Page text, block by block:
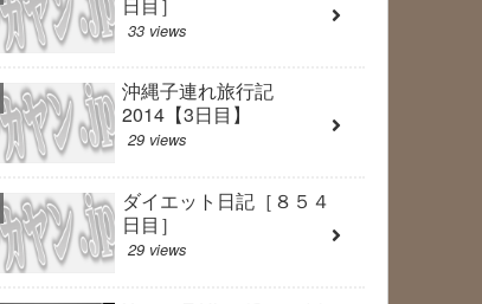
33 views
沖縄子連れ旅行記
2014【3日目】
29 views
ダイエット日記［８５４
日目］
29 views